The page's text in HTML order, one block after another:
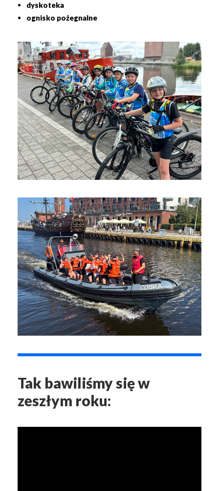
dyskoteka
ognisko pożegnalne
Tak bawiliśmy się w
zeszłym roku: